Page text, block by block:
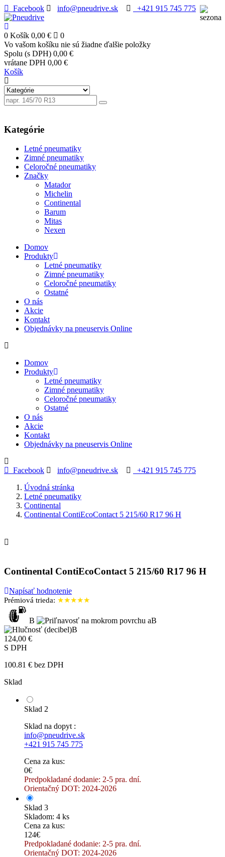
Facebook info@pneudrive.sk +421 915 745 775
0 Košík 0,00 €
0
Vo vašom košíku nie sú žiadne ďalšie položky
Spolu (s DPH) 0,00 €
vrátane DPH 0,00 €
Košík
Kategórie
Letné pneumatiky
Zimné pneumatiky
Celoročné pneumatiky
Značky
Matador
Michelin
Continental
Barum
Mitas
Nexen
Domov
Produkty
Letné pneumatiky
Zimné pneumatiky
Celoročné pneumatiky
Ostatné
O nás
Akcie
Kontakt
Objednávky na pneuservis Online
Domov
Produkty
Letné pneumatiky
Zimné pneumatiky
Celoročné pneumatiky
Ostatné
O nás
Akcie
Kontakt
Objednávky na pneuservis Online
Facebook info@pneudrive.sk
+421 915 745 775
Úvodná stránka
Letné pneumatiky
Continental
Continental ContiEcoContact 5 215/60 R17 96 H

Continental ContiEcoContact 5 215/60 R17 96 H
Napísať hodnotenie
Prémiová trieda: ★★★★★
B
B
B
124,00 €
S DPH
100.81 € bez DPH
Sklad
Sklad 2
Sklad na dopyt :
info@pneudrive.sk
+421 915 745 775
Cena za kus:
0€
Predpokladané dodanie: 2-5 pra. dní.
Orientačný DOT: 2024-2026
Sklad 3
Skladom: 4 ks
Cena za kus:
124€
Predpokladané dodanie: 2-5 pra. dní.
Orientačný DOT: 2024-2026